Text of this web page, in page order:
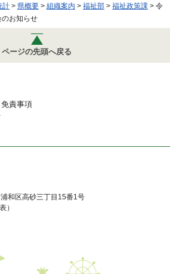
計 > 県概要 > 組織案内 > 福祉部 > 福祉政策課 > 令
お知らせ
ページの先頭へ戻る
責事項
和区高砂三丁目15番1号
）